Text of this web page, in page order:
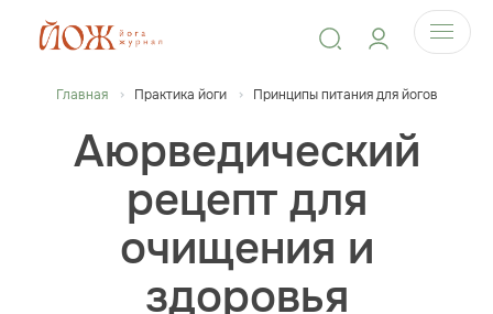
Главная Практика йоги Принципы питания для йогов
Аюрведический
рецепт для
очищения и
здоровья